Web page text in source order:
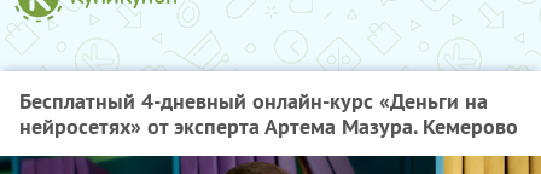
Бесплатный 4-дневный онлайн-курс «Деньги на
нейросетях» от эксперта Артема Мазура. Кемерово